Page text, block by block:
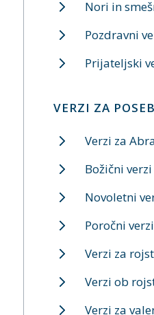
Nori in
Pozdravni
Prijateljski
VERZI ZA
Verzi za
Božični verzi
Novoletni
Poročni verzi
Verzi za
Verzi ob
Verzi za